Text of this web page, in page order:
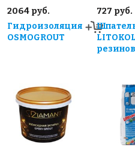
2064 руб.
Гидроизоляция
OSMOGROUT
727 руб.
LITOKOL